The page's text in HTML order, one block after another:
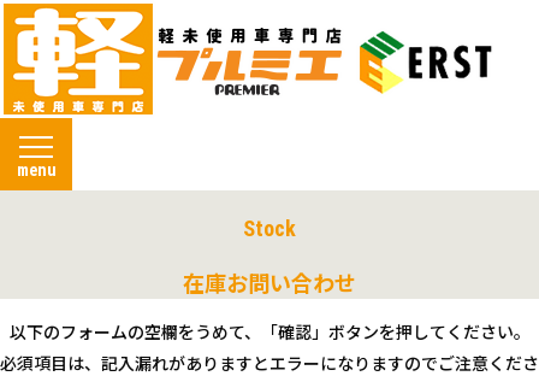
menu
在庫お問い合わせ
Stock
以下のフォームの空欄をうめて、「確認」ボタンを押してください。
必須項目は、記入漏れがありますとエラーになりますのでご注意くださ